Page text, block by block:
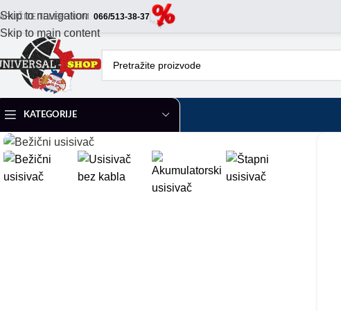
Skip to navigation
Skip to main content
TELEFONOM 066/513-38-37
KATEGORIJE